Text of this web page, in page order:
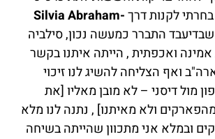
לקנות דרךSilvia Abraham-
התברר כמעשה נכון, סילביה
ואכפתית , הייתה איתנו בקשר
ואף הצליחה להשיג לנו זיכוי
מול דיסני – לא מובן מאליו [את
ולא מאיתנו] , נתנה לנו מלא
ובמלא אני מתכוון שהייתה בשיחה